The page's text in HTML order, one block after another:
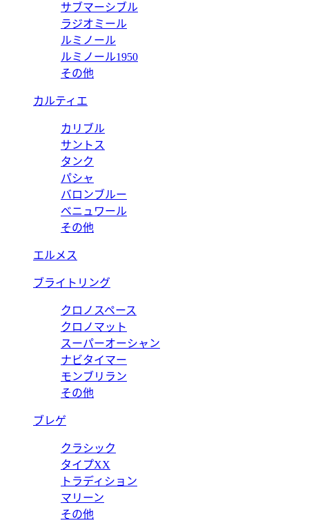
サブマーシブル
ラジオミール
ルミノール
ルミノール1950
その他
カルティエ
カリブル
サントス
タンク
パシャ
バロンブルー
ベニュワール
その他
エルメス
ブライトリング
クロノスペース
クロノマット
スーパーオーシャン
ナビタイマー
モンブリラン
その他
ブレゲ
クラシック
タイプXX
トラディション
マリーン
その他